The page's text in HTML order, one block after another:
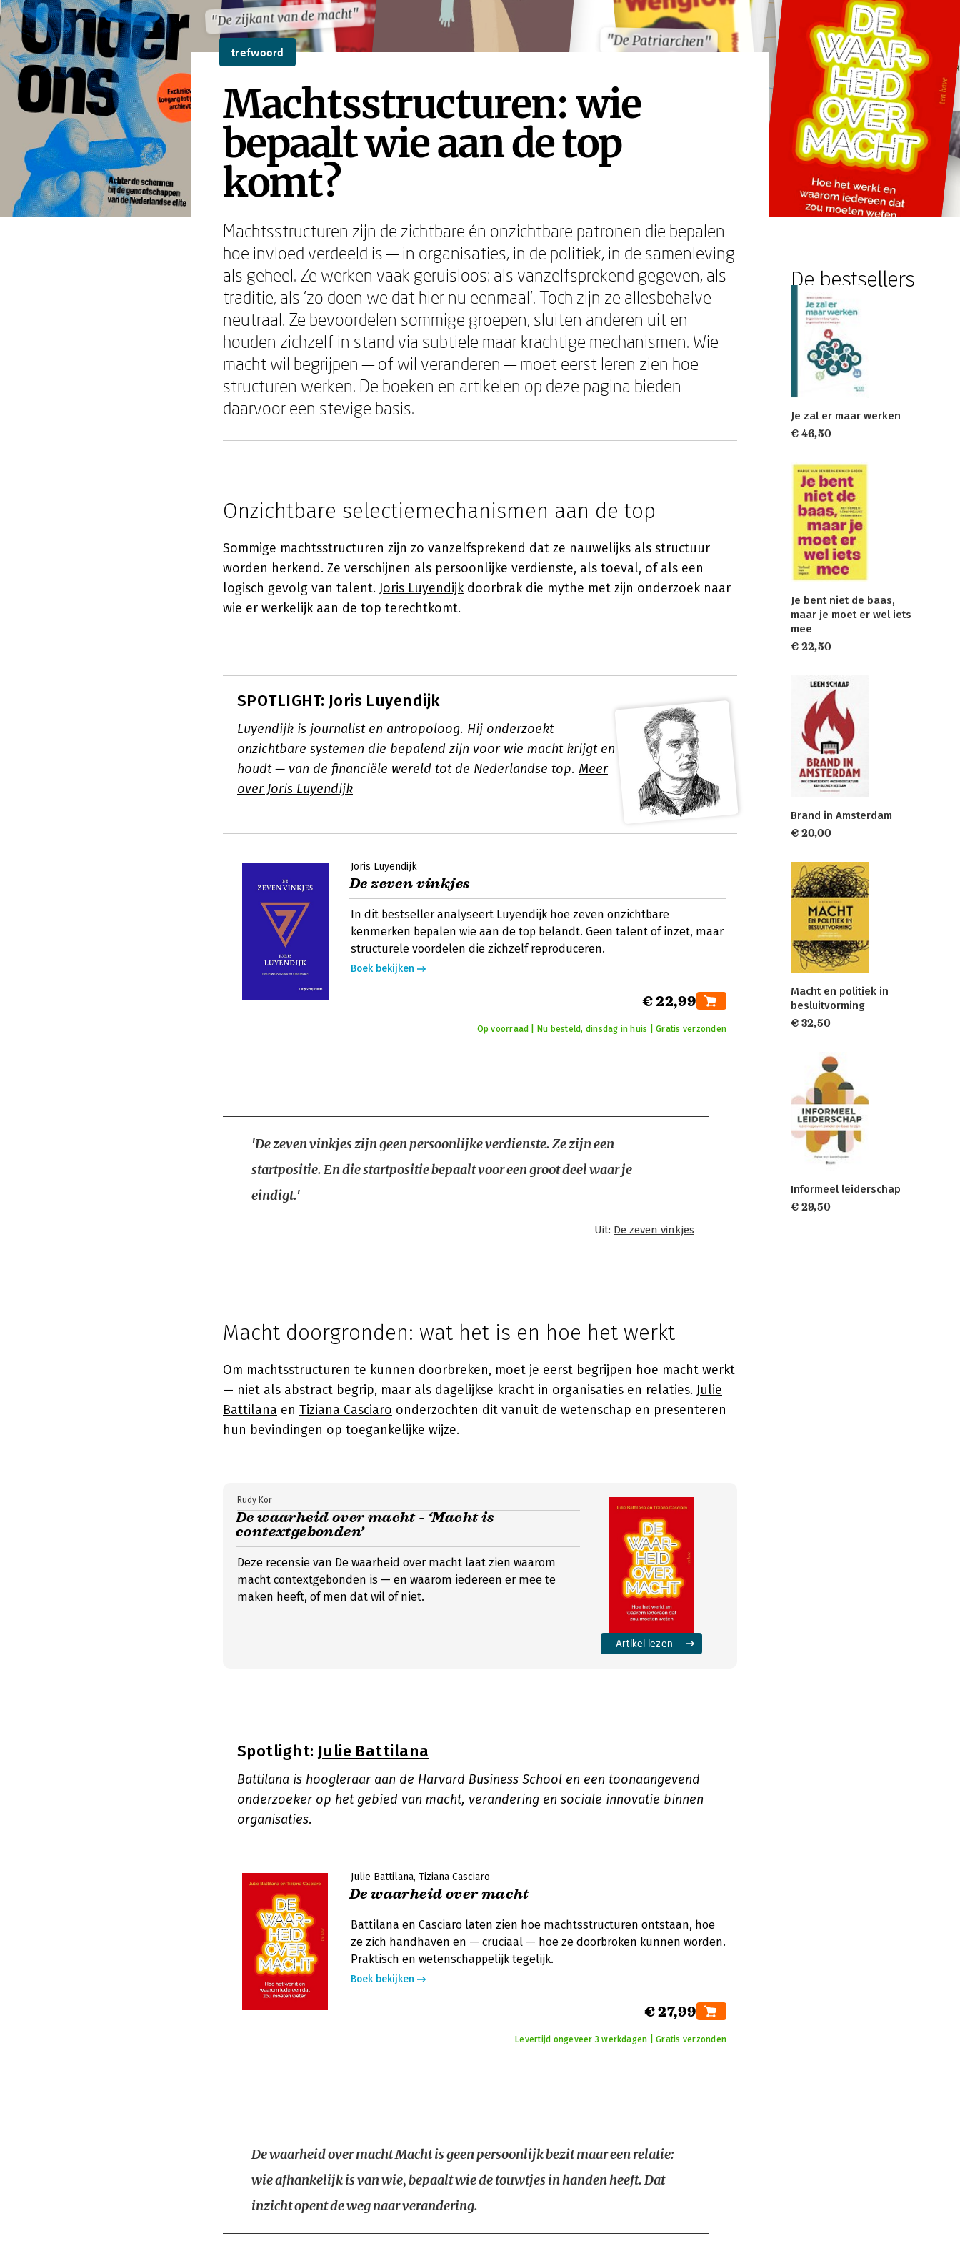
"De zijkant van de macht"
"De Patriarchen"
"De zijkant van de macht"
"De Patriarchen"
trefwoord
Machtsstructuren: wie
bepaalt wie aan de top
komt?
Machtsstructuren zijn de zichtbare én onzichtbare patronen die bepalen
hoe invloed verdeeld is — in organisaties, in de politiek, in de samenleving
als geheel. Ze werken vaak geruisloos: als vanzelfsprekend gegeven, als
traditie, als 'zo doen we dat hier nu eenmaal'. Toch zijn ze allesbehalve
neutraal. Ze bevoordelen sommige groepen, sluiten anderen uit en
houden zichzelf in stand via subtiele maar krachtige mechanismen. Wie
macht wil begrijpen — of wil veranderen — moet eerst leren zien hoe
structuren werken. De boeken en artikelen op deze pagina bieden
daarvoor een stevige basis.
Onzichtbare selectiemechanismen aan de top
Sommige machtsstructuren zijn zo vanzelfsprekend dat ze nauwelijks als structuur
worden herkend. Ze verschijnen als persoonlijke verdienste, als toeval, of als een
logisch gevolg van talent. Joris Luyendijkdoorbrak die mythe met zijn onderzoek naar
wie er werkelijk aan de top terechtkomt.
SPOTLIGHT: Joris Luyendijk
Luyendijk is journalist en antropoloog. Hij onderzoekt
onzichtbare systemen die bepalend zijn voor wie macht krijgt en
houdt — van de financiële wereld tot de Nederlandse top. Meer
over Joris Luyendijk
Joris Luyendijk
De zeven vinkjes
In dit bestseller analyseert Luyendijk hoe zeven onzichtbare
kenmerken bepalen wie aan de top belandt. Geen talent of inzet, maar
structurele voordelen die zichzelf reproduceren.
Boek bekijken
€ 22,99
Op voorraad | Nu besteld, dinsdag in huis | Gratis verzonden
'De zeven vinkjes zijn geen persoonlijke verdienste. Ze zijn een
startpositie. En die startpositie bepaalt voor een groot deel waar je
eindigt.'
Uit: De zeven vinkjes
Macht doorgronden: wat het is en hoe het werkt
Om machtsstructuren te kunnen doorbreken, moet je eerst begrijpen hoe macht werkt
— niet als abstract begrip, maar als dagelijkse kracht in organisaties en relaties. Julie
Battilana en Tiziana Casciaro onderzochten dit vanuit de wetenschap en presenteren
hun bevindingen op toegankelijke wijze.
De waarheid over macht - ‘Macht is
contextgebonden’
Rudy Kor
Deze recensie van De waarheid over macht laat zien waarom
macht contextgebonden is — en waarom iedereen er mee te
maken heeft, of men dat wil of niet.
Artikel lezen
Spotlight: Julie Battilana
Battilana is hoogleraar aan de Harvard Business School en een toonaangevend
onderzoeker op het gebied van macht, verandering en sociale innovatie binnen
organisaties.
Julie Battilana Tiziana Casciaro
De waarheid over macht
Battilana en Casciaro laten zien hoe machtsstructuren ontstaan, hoe
ze zich handhaven en — cruciaal — hoe ze doorbroken kunnen worden.
Praktisch en wetenschappelijk tegelijk.
Boek bekijken
€ 27,99
Levertijd ongeveer 3 werkdagen | Gratis verzonden
De waarheid over machtMacht is geen persoonlijk bezit maar een relatie:
wie afhankelijk is van wie, bepaalt wie de touwtjes in handen heeft. Dat
inzicht opent de weg naar verandering.
De bestsellers
Je zal er maar werken
€ 46,50
Je bent niet de baas,
maar je moet er wel iets
mee
€ 22,50
Brand in Amsterdam
€ 20,00
Macht en politiek in
besluitvorming
€ 32,50
Informeel leiderschap
€ 29,50